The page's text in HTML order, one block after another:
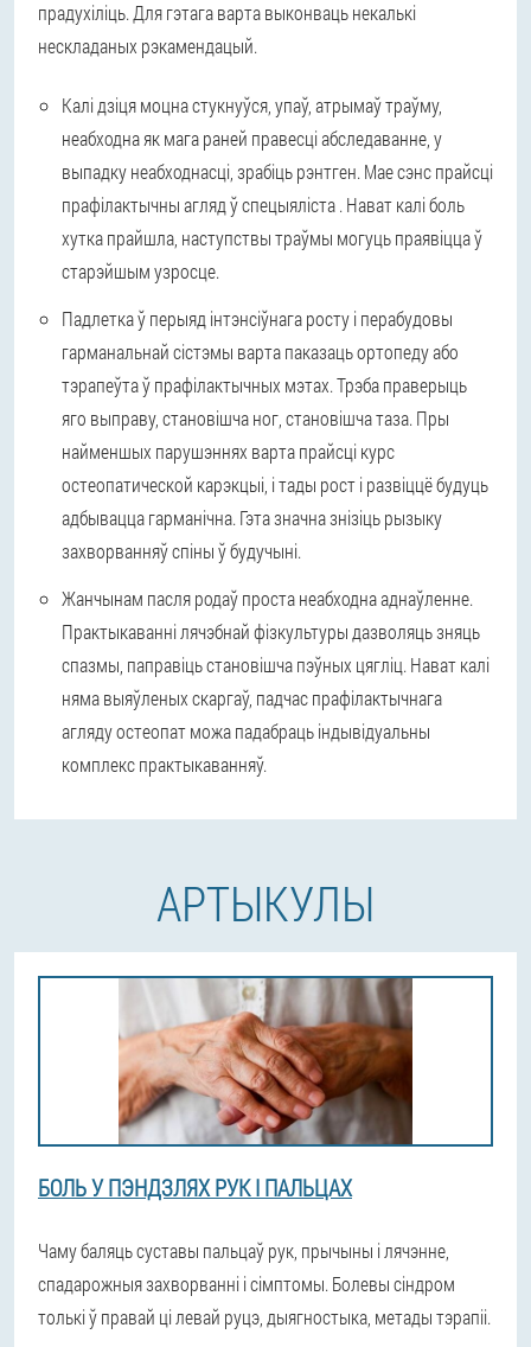
прадухіліць. Для гэтага варта выконваць некалькі
нескладаных рэкамендацый.
Калі дзіця моцна стукнуўся, упаў, атрымаў траўму,
неабходна як мага раней правесці абследаванне, у
выпадку неабходнасці, зрабіць рэнтген. Мае сэнс прайсці
прафілактычны агляд ў спецыяліста . Нават калі боль
хутка прайшла, наступствы траўмы могуць праявіцца ў
старэйшым узросце.
Падлетка ў перыяд інтэнсіўнага росту і перабудовы
гарманальнай сістэмы варта паказаць ортопеду або
тэрапеўта ў прафілактычных мэтах. Трэба праверыць
яго выправу, становішча ног, становішча таза. Пры
найменшых парушэннях варта прайсці курс
остеопатической карэкцыі, і тады рост і развіццё будуць
адбывацца гарманічна. Гэта значна знізіць рызыку
захворванняў спіны ў будучыні.
Жанчынам пасля родаў проста неабходна аднаўленне.
Практыкаванні лячэбнай фізкультуры дазволяць зняць
спазмы, паправіць становішча пэўных цягліц. Нават калі
няма выяўленых скаргаў, падчас прафілактычнага
агляду остеопат можа падабраць індывідуальны
комплекс практыкаванняў.
АРТЫКУЛЫ
БОЛЬ У ПЭНДЗЛЯХ РУК І ПАЛЬЦАХ
Чаму баляць суставы пальцаў рук, прычыны і лячэнне,
спадарожныя захворванні і сімптомы. Болевы сіндром
толькі ў правай ці левай руцэ, дыягностыка, метады тэрапіі.